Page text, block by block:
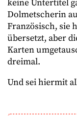
keine Untertitel
Dolmetscherin
Französisch, sie
übersetzt, aber
Karten
dreimal.
Und sei hiermit